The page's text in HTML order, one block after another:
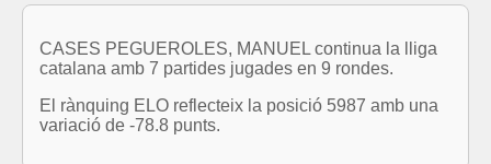
CASES PEGUEROLES, MANUEL continua la lliga
catalana amb 7 partides jugades en 9 rondes.
El rànquing ELO reflecteix la posició 5987 amb una
variació de -78.8 punts.